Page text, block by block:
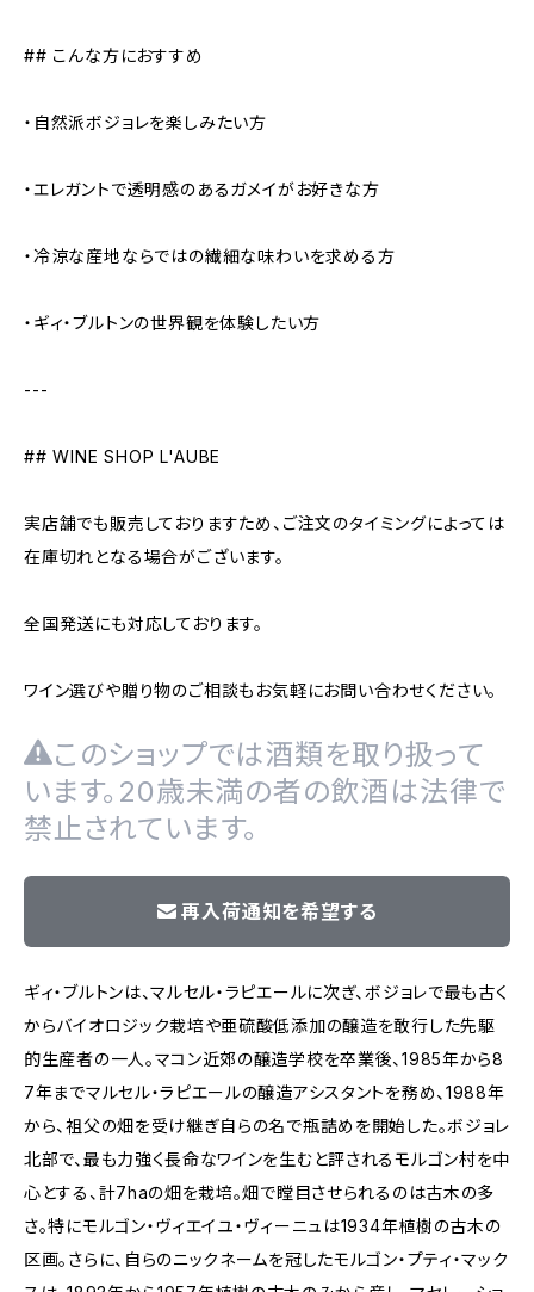
## こんな方におすすめ
・自然派ボジョレを楽しみたい方
・エレガントで透明感のあるガメイがお好きな方
・冷涼な産地ならではの繊細な味わいを求める方
・ギィ・ブルトンの世界観を体験したい方
---
## WINE SHOP L'AUBE
実店舗でも販売しておりますため、ご注文のタイミングによっては
在庫切れとなる場合がございます。
全国発送にも対応しております。
ワイン選びや贈り物のご相談もお気軽にお問い合わせください。
このショップでは酒類を取り扱って
います。20歳未満の者の飲酒は法律で
禁止されています。
再入荷通知を希望する
ギィ・ブルトンは、マルセル・ラピエールに次ぎ、ボジョレで最も古く
からバイオロジック栽培や亜硫酸低添加の醸造を敢行した先駆
的生産者の一人。マコン近郊の醸造学校を卒業後、1985年から8
7年までマルセル・ラピエールの醸造アシスタントを務め、1988年
から、祖父の畑を受け継ぎ自らの名で瓶詰めを開始した。ボジョレ
北部で、最も力強く長命なワインを生むと評されるモルゴン村を中
心とする、計7haの畑を栽培。畑で瞠目させられるのは古木の多
さ。特にモルゴン・ヴィエイユ・ヴィーニュは1934年植樹の古木の
区画。さらに、自らのニックネームを冠したモルゴン・プティ・マック